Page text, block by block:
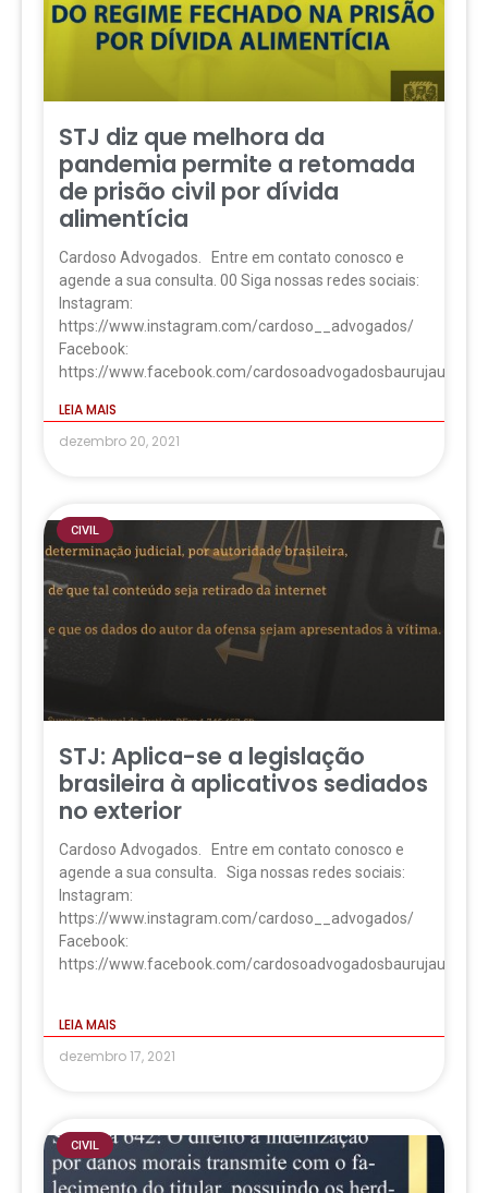
STJ diz que melhora da
pandemia permite a retomada
de prisão civil por dívida
alimentícia
Cardoso Advogados. Entre em contato conosco e
agende a sua consulta. 00 Siga nossas redes sociais:
Instagram:
https://www.instagram.com/cardoso__advogados/
Facebook:
https://www.facebook.com/cardosoadvogadosbaurujau
LEIA MAIS
dezembro 20, 2021
CIVIL
STJ: Aplica-se a legislação
brasileira à aplicativos sediados
no exterior
Cardoso Advogados. Entre em contato conosco e
agende a sua consulta. Siga nossas redes sociais:
Instagram:
https://www.instagram.com/cardoso__advogados/
Facebook:
https://www.facebook.com/cardosoadvogadosbaurujau
LEIA MAIS
dezembro 17, 2021
CIVIL